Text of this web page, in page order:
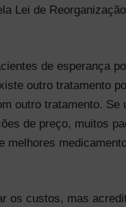
Lei de
de esperança
outro tratamento
outro tratamento. Se
de preço, muitos
os custos, mas